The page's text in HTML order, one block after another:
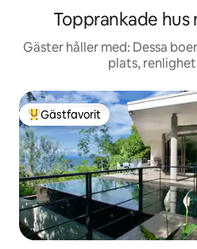
Topprankade hus
Gäster håller med: Dessa
plats,
Populär gästfavorit
Gästfavorit